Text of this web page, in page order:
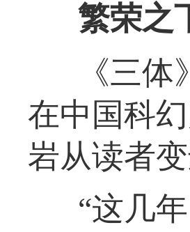
繁荣之
《三
在中国科
岩从读者
“这几